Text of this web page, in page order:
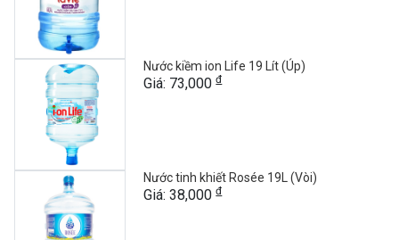
Nước kiềm ion Life 19 Lít (Úp)
Giá: 73,000đ
Nước tinh khiết Rosée 19L (Vòi)
Giá: 38,000đ